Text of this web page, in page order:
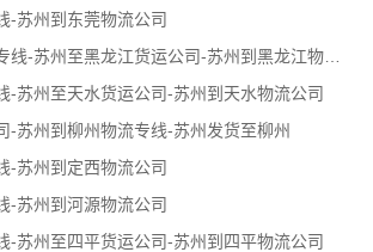
-苏州到东莞物流公司
苏州到黑龙江物流专线-苏州至黑龙江货运公司-苏州到黑龙江物流公司
-苏州至天水货运公司-苏州到天水物流公司
-苏州到柳州物流专线-苏州发货至柳州
-苏州到定西物流公司
-苏州到河源物流公司
-苏州至四平货运公司-苏州到四平物流公司